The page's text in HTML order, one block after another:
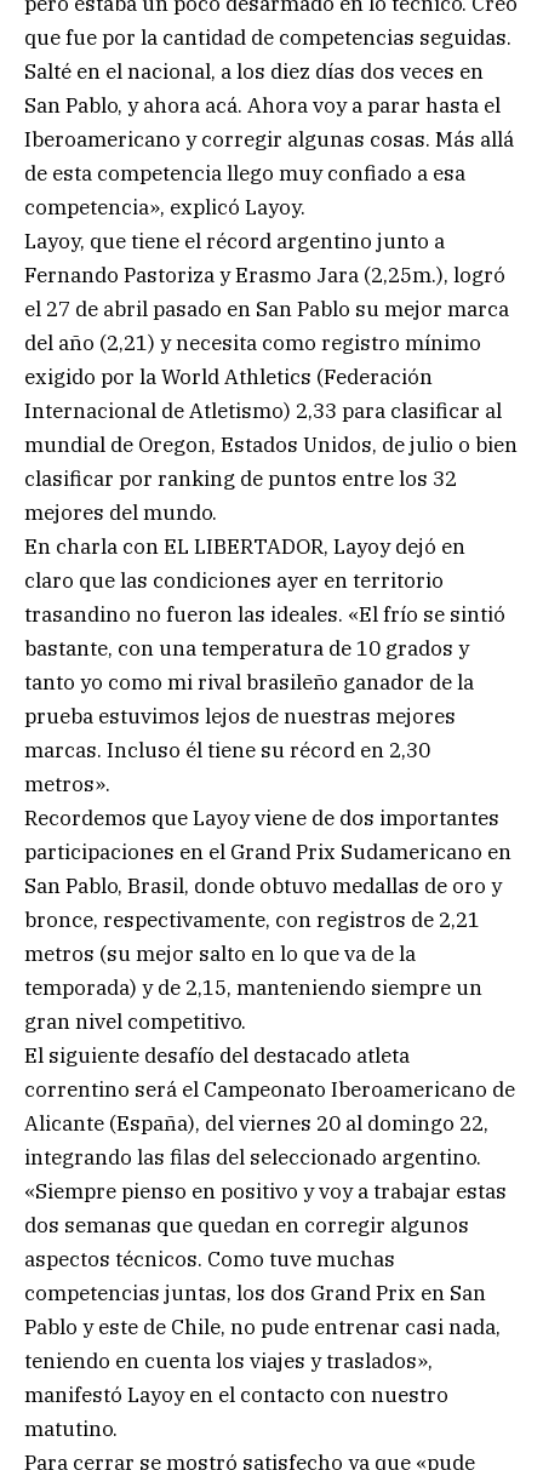
que fue por la cantidad de competencias seguidas.
Salté en el nacional, a los diez días dos veces en
San Pablo, y ahora acá. Ahora voy a parar hasta el
Iberoamericano y corregir algunas cosas. Más allá
de esta competencia llego muy confiado a esa
competencia», explicó Layoy.
Layoy, que tiene el récord argentino junto a
Fernando Pastoriza y Erasmo Jara (2,25m.), logró
el 27 de abril pasado en San Pablo su mejor marca
del año (2,21) y necesita como registro mínimo
exigido por la World Athletics (Federación
Internacional de Atletismo) 2,33 para clasificar al
mundial de Oregon, Estados Unidos, de julio o bien
clasificar por ranking de puntos entre los 32
mejores del mundo.
En charla con EL LIBERTADOR, Layoy dejó en
claro que las condiciones ayer en territorio
trasandino no fueron las ideales. «El frío se sintió
bastante, con una temperatura de 10 grados y
tanto yo como mi rival brasileño ganador de la
prueba estuvimos lejos de nuestras mejores
marcas. Incluso él tiene su récord en 2,30
metros».
Recordemos que Layoy viene de dos importantes
participaciones en el Grand Prix Sudamericano en
San Pablo, Brasil, donde obtuvo medallas de oro y
bronce, respectivamente, con registros de 2,21
metros (su mejor salto en lo que va de la
temporada) y de 2,15, manteniendo siempre un
gran nivel competitivo.
El siguiente desafío del destacado atleta
correntino será el Campeonato Iberoamericano de
Alicante (España), del viernes 20 al domingo 22,
integrando las filas del seleccionado argentino.
«Siempre pienso en positivo y voy a trabajar estas
dos semanas que quedan en corregir algunos
aspectos técnicos. Como tuve muchas
competencias juntas, los dos Grand Prix en San
Pablo y este de Chile, no pude entrenar casi nada,
teniendo en cuenta los viajes y traslados»,
manifestó Layoy en el contacto con nuestro
matutino.
Para cerrar se mostró satisfecho ya que «pude